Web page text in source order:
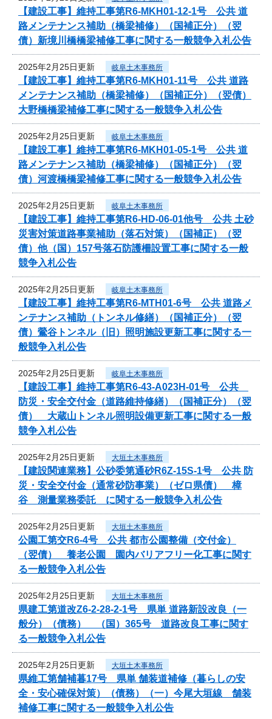
【建設工事】維持工事第R6-MKH01-12-1号 公共 道
路メンテナンス補助（橋梁補修）（国補正分）（翌
債）新境川橋橋梁補修工事に関する一般競争入札公告
2025年2月25日更新 岐阜土木事務所
【建設工事】維持工事第R6-MKH01-11号 公共 道路
メンテナンス補助（橋梁補修）（国補正分）（翌債）
大野橋橋梁補修工事に関する一般競争入札公告
2025年2月25日更新 岐阜土木事務所
【建設工事】維持工事第R6-MKH01-05-1号 公共 道
路メンテナンス補助（橋梁補修）（国補正分）（翌
債）河渡橋橋梁補修工事に関する一般競争入札公告
2025年2月25日更新 岐阜土木事務所
【建設工事】維持工事第R6-HD-06-01他号 公共 土砂
災害対策道路事業補助（落石対策）（国補正）（翌
債）他（国）157号落石防護柵設置工事に関する一般
競争入札公告
2025年2月25日更新 岐阜土木事務所
【建設工事】維持工事第R6-MTH01-6号 公共 道路メ
ンテナンス補助（トンネル修繕）（国補正分）（翌
債）鶯谷トンネル（旧）照明施設更新工事に関する一
般競争入札公告
2025年2月25日更新 岐阜土木事務所
【建設工事】維持工事第R6-43-A023H-01号 公共
防災・安全交付金（道路維持修繕）（国補正分）（翌
債） 大蔵山トンネル照明設備更新工事に関する一般
競争入札公告
2025年2月25日更新 大垣土木事務所
【建設関連業務】公砂委第通砂R6Z-15S-1号 公共 防
災・安全交付金（通常砂防事業）（ゼロ県債） 樟
谷 測量業務委託 に関する一般競争入札公告
2025年2月25日更新 大垣土木事務所
公園工第交R6-4号 公共 都市公園整備（交付金）
（翌債） 養老公園 園内バリアフリー化工事に関す
る一般競争入札公告
2025年2月25日更新 大垣土木事務所
県建工第道改Z6-2-28-2-1号 県単 道路新設改良（一
般分）（債務） （国）365号 道路改良工事に関す
る一般競争入札公告
2025年2月25日更新 大垣土木事務所
県維工第舗補暮17号 県単 舗装道補修（暮らしの安
全・安心確保対策）（債務）（一）今尾大垣線 舗装
補修工事に関する一般競争入札公告